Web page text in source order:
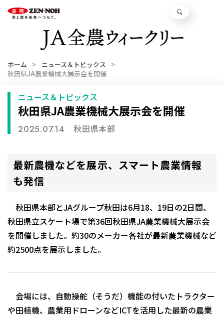
ホーム
ニュース＆トピックス
秋田県JA農業機械大展示会を開催
ニュース＆トピックス
秋田県JA農業機械大展示会を開催
2025.07.14 秋田県本部
最新農機などを展示、スマート農業情報
も発信
秋田県本部とJAグループ秋田は6月18、19日の2日間、
秋田県立スケート場で第36回秋田県JA農業機械大展示会
を開催しました。約30のメーカー各社が最新農業機械など
約2500点を展示しました。
会場には、自動操舵（そうだ）機能の付いたトラクター
や田植機、農業用ドローンなどICTを活用した最新の農業